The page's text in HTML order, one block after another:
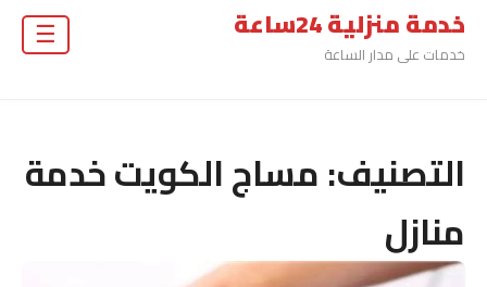
خدمة منزلية 24ساعة
خدمات على مدار الساعة
☰
التصنيف:مساج الكويت خدمة
منازل